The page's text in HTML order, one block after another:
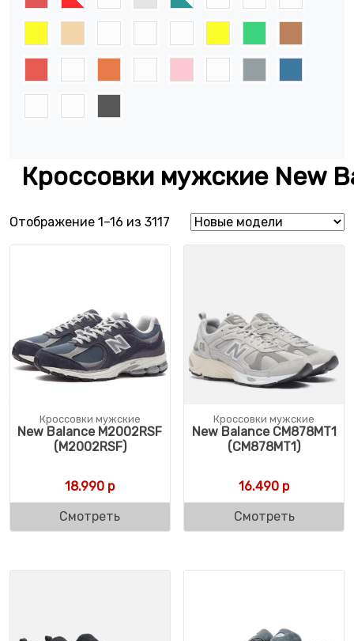
Кроссовки мужские New
Отображение 1–16 из 3117 Сортировка: самые недавние
Кроссовки мужские
New Balance M2002RSF
(M2002RSF)
18.990 р
Смотреть
Кроссовки мужские
New Balance CM878MT1
(CM878MT1)
16.490 р
Смотреть